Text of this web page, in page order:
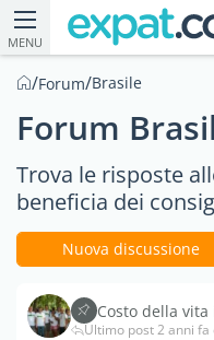
MENU
/Forum/Brasile
Forum
Trova le risposte
beneficia dei
Nuova discussione
Costo della
Ultimo post 2 anni fa